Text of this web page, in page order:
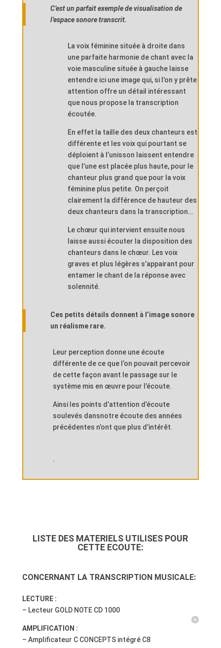
C’est un parfait exemple de visualisation de
l’espace sonore transcrit.
La voix féminine située à droite dans
une parfaite harmonie de chant avec la
voie masculine située à gauche laisse
entendre ici une image qui, si l’on y prête
attention offre un détail intéressant
que nous propose la transcription
écoutée.
En effet la taille des deux chanteurs est
différente et les voix qui pourtant se
déploient à l’unisson laissent entendre
que l’une est placée plus haute, pour le
chanteur plus grand que pour la voix
féminine plus petite. On perçoit
clairement la différence de hauteur des
deux chanteurs dans la transcription…
Le chœur qui intervient ensuite nous
laisse aussi écouter la disposition des
chanteurs dans le chœur. Les voix
graves et plus légères s’appairant pour
entamer le chant de la réponse avec
solennité.
Ces petits détails donnent à l’image sonore
un réalisme rare.
Leur perception donne une écoute
différente de ce que l’on pouvait percevoir
de cette façon avant le passage sur le
système mis en œuvre pour l’écoute.
Ainsi les points d’attention d’écoute
soulevés dansnotre écoute des années
précédentes n’ont que plus d’intérêt.
.
LISTE DES MATERIELS UTILISES POUR
CETTE ECOUTE:
CONCERNANT LA TRANSCRIPTION MUSICALE:
LECTURE :
– Lecteur GOLD NOTE CD 1000
AMPLIFICATION :
– Amplificateur C CONCEPTS intégré C8